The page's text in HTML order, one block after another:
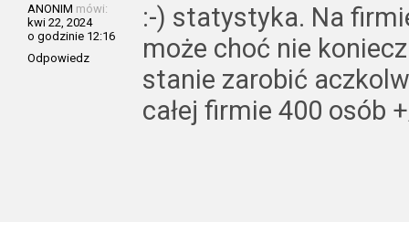
ANONIM mówi:
kwi 22, 2024
o godzinie 12:16
Odpowiedz
:-) statystyka. Na
może choć nie
stanie zarobić
całej firmie 400 osób